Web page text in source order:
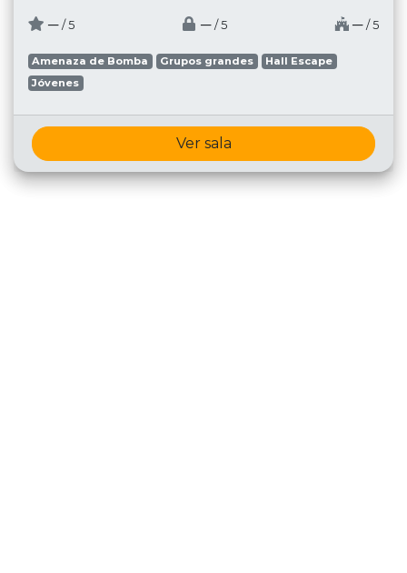
─ / 5 ─ / 5 ─ / 5
Amenaza de Bomba Grupos grandes
Hall Escape
Jóvenes
Ver sala